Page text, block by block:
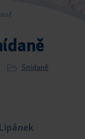
Snídaně